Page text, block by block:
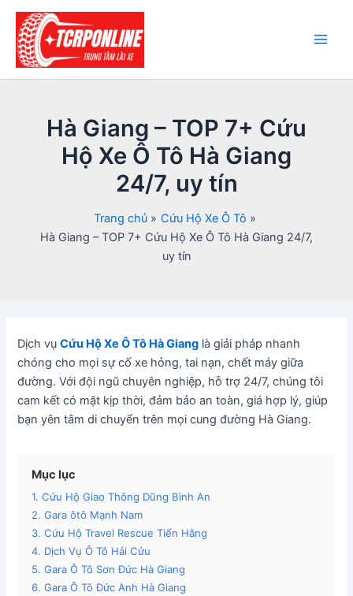
Nhảy
dung
Hà Giang – TOP 7+ Cứu
Hộ Xe Ô Tô Hà Giang
24/7, uy tín
Trang chủ
Cứu Hộ Xe Ô Tô
Hà Giang – TOP 7+ Cứu Hộ Xe Ô Tô Hà Giang 24/7,
uy tín
Dịch vụCứu Hộ Xe Ô Tô Hà Giang là giải pháp nhanh
chóng cho mọi sự cố xe hỏng, tai nạn, chết máy giữa
đường. Với đội ngũ chuyên nghiệp, hỗ trợ 24/7, chúng tôi
cam kết có mặt kịp thời, đảm bảo an toàn, giá hợp lý, giúp
bạn yên tâm di chuyển trên mọi cung đường Hà Giang.
Mục lục
1. Cứu Hộ Giao Thông Dũng Bình An
2. Gara ôtô Mạnh Nam
3. Cứu Hộ Travel Rescue Tiến Hằng
4. Dịch Vụ Ô Tô Hải Cửu
5. Gara Ô Tô Sơn Đức Hà Giang
6. Gara Ô Tô Đức Anh Hà Giang